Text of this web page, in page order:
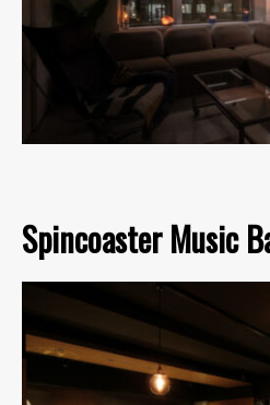
Spincoaster Music